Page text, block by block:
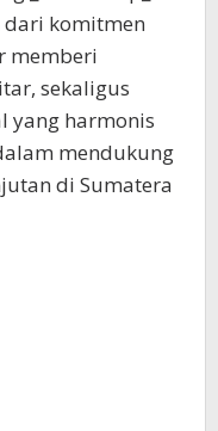
komitmen
memberi
sekaligus
yang harmonis
mendukung
di Sumatera